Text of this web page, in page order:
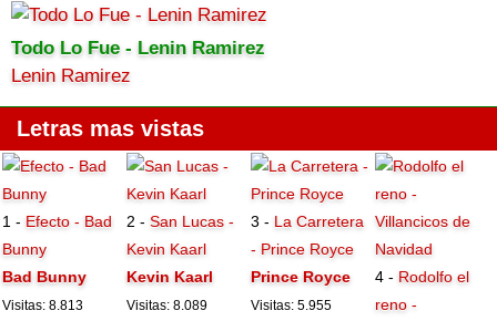
Todo Lo Fue - Lenin Ramirez
Lenin Ramirez
Letras mas vistas
1 - Efecto - Bad
Bunny
Bad Bunny
Visitas: 8.813
2 -San Lucas -
Kevin Kaarl
Kevin Kaarl
Visitas: 8.089
3 - La Carretera
- Prince Royce
Prince Royce
Visitas: 5.955
4 - Rodolfo el
reno -